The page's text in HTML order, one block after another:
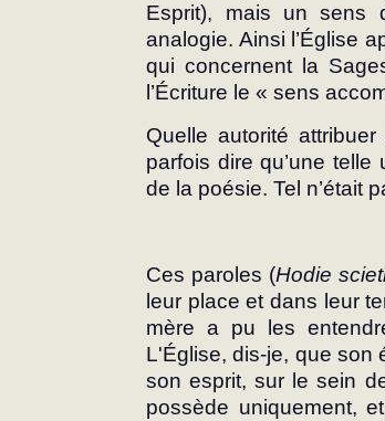
Esprit), mais un sens
analogie. Ainsi l’Église
qui concernent la
l’Écriture le « sens
Quelle autorité
parfois dire qu’une telle
de la poésie. Tel n’était
Ces paroles (Hodie
leur place et dans leur
mère a pu les
L'Église, dis-je, que son
son esprit, sur le sein
possède uniquement,